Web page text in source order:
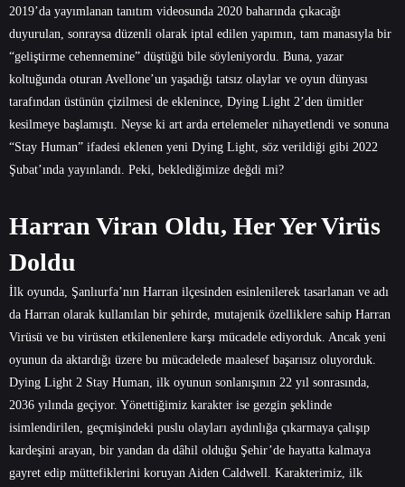
2019’da yayımlanan tanıtım videosunda 2020 baharında çıkacağı
duyurulan, sonraysa düzenli olarak iptal edilen yapımın, tam manasıyla bir
“geliştirme cehennemine” düştüğü bile söyleniyordu. Buna, yazar
koltuğunda oturan Avellone’un yaşadığı tatsız olaylar ve oyun dünyası
tarafından üstünün çizilmesi de eklenince, Dying Light 2’den ümitler
kesilmeye başlamıştı. Neyse ki art arda ertelemeler nihayetlendi ve sonuna
“Stay Human” ifadesi eklenen yeni Dying Light, söz verildiği gibi 2022
Şubat’ında yayınlandı. Peki, beklediğimize değdi mi?
Harran Viran Oldu, Her Yer Virüs
Doldu
İlk oyunda, Şanlıurfa’nın Harran ilçesinden esinlenilerek tasarlanan ve adı
da Harran olarak kullanılan bir şehirde, mutajenik özelliklere sahip Harran
Virüsü ve bu virüsten etkilenenlere karşı mücadele ediyorduk. Ancak yeni
oyunun da aktardığı üzere bu mücadelede maalesef başarısız oluyorduk.
Dying Light 2 Stay Human, ilk oyunun sonlanışının 22 yıl sonrasında,
2036 yılında geçiyor. Yönettiğimiz karakter ise gezgin şeklinde
isimlendirilen, geçmişindeki puslu olayları aydınlığa çıkarmaya çalışıp
kardeşini arayan, bir yandan da dâhil olduğu Şehir’de hayatta kalmaya
gayret edip müttefiklerini koruyan Aiden Caldwell. Karakterimiz, ilk